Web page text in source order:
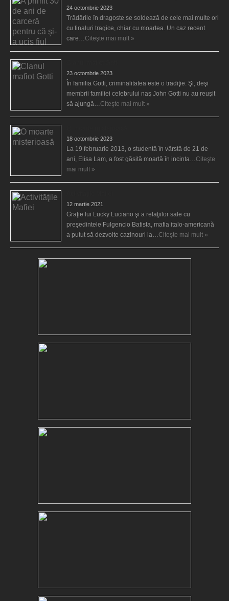
24 octombrie 2023
Trădările în dragoste se soldează de cele mai multe ori
cu finaluri tragice, chiar cu moartea. Un caz recent
care…Citeşte mai mult »
23 octombrie 2023
În familia Gotti, criminalitatea este o tradiţie. Şi, deşi
membrii familiei celebrului naş John Gotti nu au reuşit
să ajungă…Citeşte mai mult »
18 octombrie 2023
La 19 februarie 2013, o studentă în vârstă de 21 de
ani, Elisa Lam, a fost găsită moartă în incinta…Citeşte
mai mult »
12 martie 2021
Graţie lui Lucky Luciano şi a relaţiilor sale cu
preşedintele Fulgencio Batista, mafia italo-americană
a putut să dezvolte cazinouri la…Citeşte mai mult »